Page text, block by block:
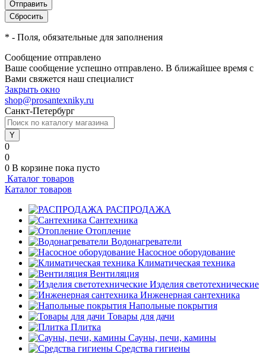
* - Поля, обязательные для заполнения
Сообщение отправлено
Ваше сообщение успешно отправлено. В ближайшее время с
Вами свяжется наш специалист
Закрыть окно
shop@prosantexniky.ru
Санкт-Петербург
0
0
0 В корзине пока пусто
Каталог товаров
Каталог товаров
РАСПРОДАЖА
Сантехника
Отопление
Водонагреватели
Насосное оборудование
Климатическая техника
Вентиляция
Изделия светотехнические
Инженерная сантехника
Напольные покрытия
Товары для дачи
Плитка
Сауны, печи, камины
Средства гигиены